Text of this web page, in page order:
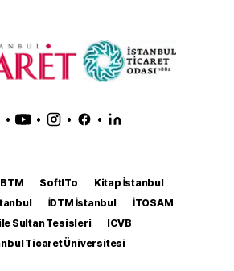
• • • •
BTM SoftITo
Kitap İstanbul
İDTM İstanbul
İTOSAM
Sultan Tesisleri
ICVB
Ticaret Üniversitesi